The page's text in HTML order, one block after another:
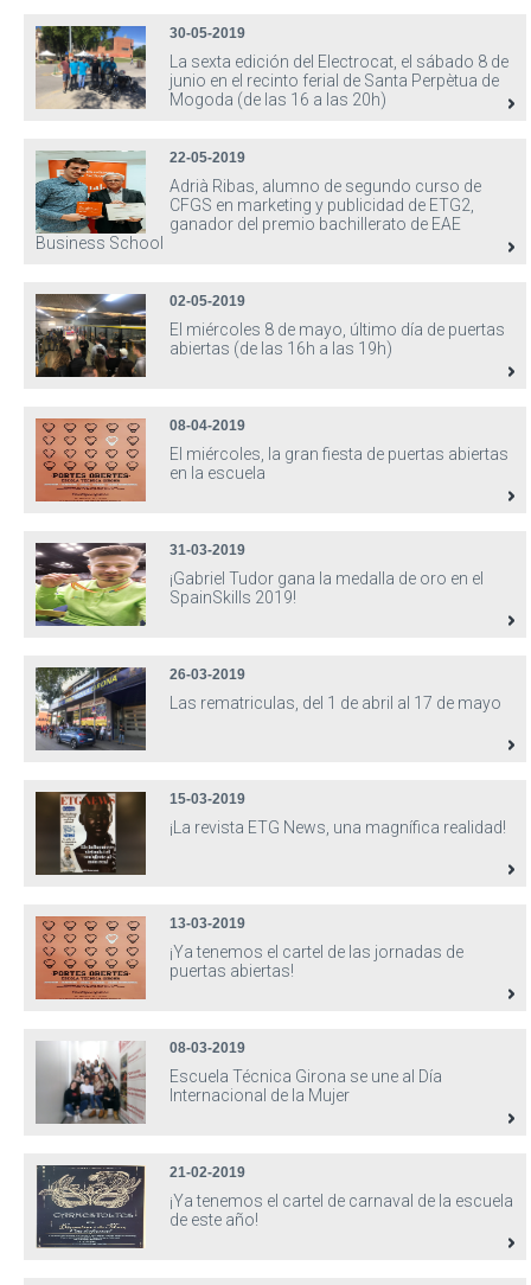
30-05-2019
La sexta edición del Electrocat, el sábado 8 de
junio en el recinto ferial de Santa Perpètua de
Mogoda (de las 16 a las 20h)
22-05-2019
Adrià Ribas, alumno de segundo curso de
CFGS en marketing y publicidad de ETG2,
ganador del premio bachillerato de EAE
Business School
02-05-2019
El miércoles 8 de mayo, último día de puertas
abiertas (de las 16h a las 19h)
08-04-2019
El miércoles, la gran fiesta de puertas abiertas
en la escuela
31-03-2019
¡Gabriel Tudor gana la medalla de oro en el
SpainSkills 2019!
26-03-2019
Las rematriculas, del 1 de abril al 17 de mayo
15-03-2019
¡La revista ETG News, una magnífica realidad!
13-03-2019
¡Ya tenemos el cartel de las jornadas de
puertas abiertas!
08-03-2019
Escuela Técnica Girona se une al Día
Internacional de la Mujer
21-02-2019
¡Ya tenemos el cartel de carnaval de la escuela
de este año!